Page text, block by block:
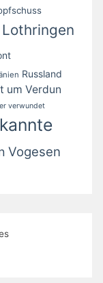
Lothringen
Russland
um Verdun
verwundet
Vogesen